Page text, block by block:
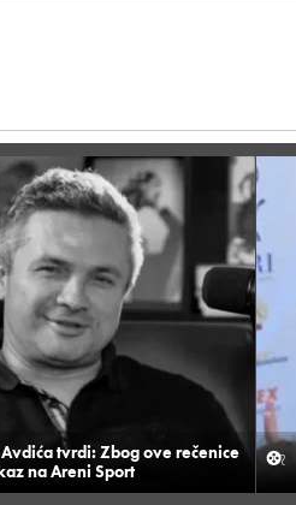
tvrdi: Zbog ove rečenice
na Areni Sport